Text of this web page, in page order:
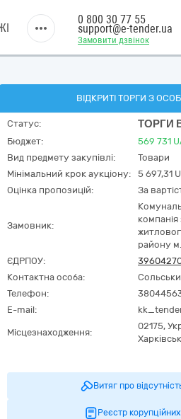
Замовити дзвінок
0 800 30 77 55
support@e-tender.ua
ВІДКРИТІ ТОРГИ З
Статус: ТОРГИ
Бюджет: 569 731
Вид предмету закупівлі:
Товари
Мінімальний крок аукціону:
5 697,31
Оцінка пропозицій:
За
Замовник:
району
ЄДРПОУ:
Контактна особа:
Телефон:
E-mail:
Місцезнаходження:
02175,
Витяг про
Реєстр